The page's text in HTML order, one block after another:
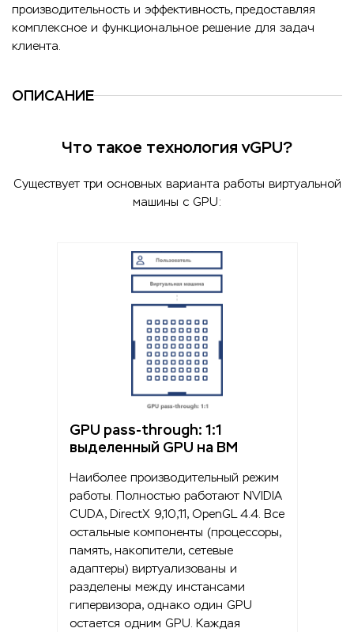
производительность и эффективность, предоставляя
комплексное и функциональное решение для задач
клиента.
ОПИСАНИЕ
Что такое технология vGPU?
Существует три основных варианта работы виртуальной
машины с GPU:
GPU pass-through: 1:1
выделенный GPU на ВМ
Наиболее производительный режим
работы. Полностью работают NVIDIA
CUDA, DirectX 9,10,11, OpenGL 4.4. Все
остальные компоненты (процессоры,
память, накопители, сетевые
адаптеры) виртуализованы и
разделены между инстансами
гипервизора, однако один GPU
остается одним GPU. Каждая